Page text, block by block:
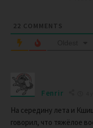
22 COMMENTS
Fenrir
На середину лета и
говорил, что тяжёлое